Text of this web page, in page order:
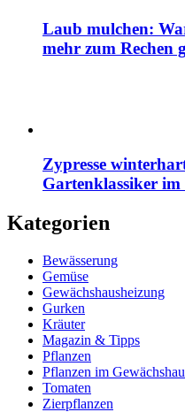
Laub mulchen:
mehr zum Rechen
Zypresse
Gartenklassiker
Kategorien
Bewässerung
Gemüse
Gewächshausheizung
Gurken
Kräuter
Magazin & Tipps
Pflanzen
Pflanzen im
Tomaten
Zierpflanzen